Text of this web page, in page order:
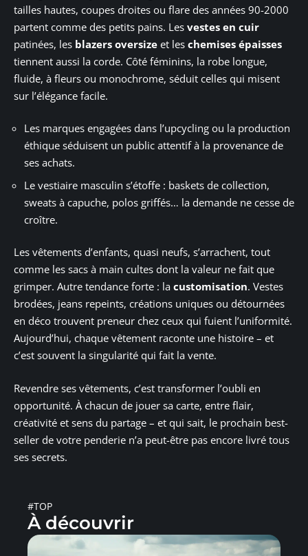
tailles hautes, coupes droites ou flare des années 90-2000
partent comme des petits pains. Les vestes en cuir
patinées, les blazers oversize et les chemises épaisses
tiennent aussi la corde. Côté féminins, la robe longue,
fluide, à fleurs ou monochrome, séduit celles qui misent
sur l’élégance facile.
Les marques engagées dans l’upcycling ou la production
éthique séduisent un public attentif à la provenance de
ses achats.
Le vestiaire masculin s’étoffe : baskets de collection,
sweats à capuche, polos griffés… la demande ne cesse de
croître.
Les vêtements d’enfants, quasi neufs, s’arrachent, tout
comme les sacs à main cultes dont la valeur ne fait que
grimper. Autre tendance forte : la customisation. Vestes
brodées, jeans repeints, créations uniques ou détournées
en déco trouvent preneur chez ceux qui fuient l’uniformité.
Aujourd’hui, chaque vêtement raconte une histoire – et
c’est souvent la singularité qui fait la vente.
Revendre ses vêtements, c’est transformer l’oubli en
opportunité. À chacun de jouer sa carte, entre flair,
créativité et sens du partage – et qui sait, le prochain best-
seller de votre penderie n’a peut-être pas encore livré tous
ses secrets.
#TOP
À découvrir